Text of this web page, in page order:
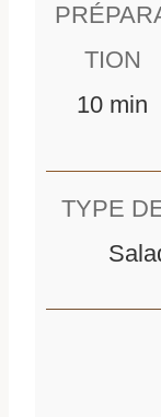
TION
10m
n
u
min
TYPE